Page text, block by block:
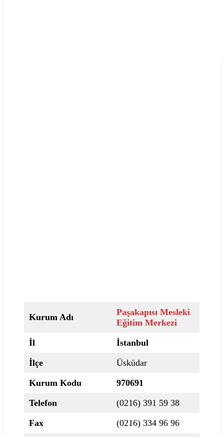
Kurum Adı
Paşakapısı Mesleki
Eğitim Merkezi
İl
İstanbul
İlçe
Üsküdar
Kurum Kodu
970691
Telefon
(0216) 391 59 38
Fax
(0216) 334 96 96